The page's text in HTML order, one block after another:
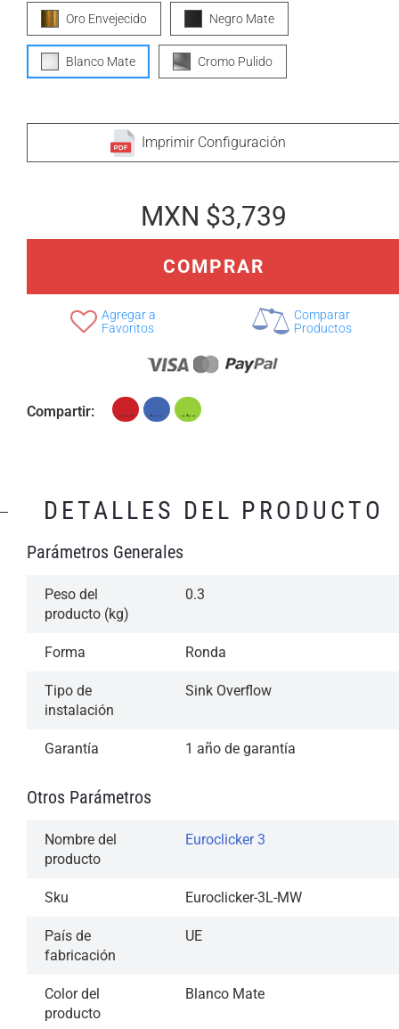
Oro Envejecido Negro Mate
Blanco Mate Cromo Pulido
Imprimir Configuración
MXN $3,739
СOMPRAR
Agregar a
Favoritos
Comparar
Productos
Compartir:
DETALLES DEL PRODUCTO
Parámetros Generales
Peso del
producto (kg)
0.3
Forma Ronda
Tipo de
instalación
Sink Overflow
Garantía 1 año de garantía
Otros Parámetros
Nombre del
producto
Euroclicker 3
Sku Euroclicker-3L-MW
País de
fabricación
UE
Color del
producto
Blanco Mate